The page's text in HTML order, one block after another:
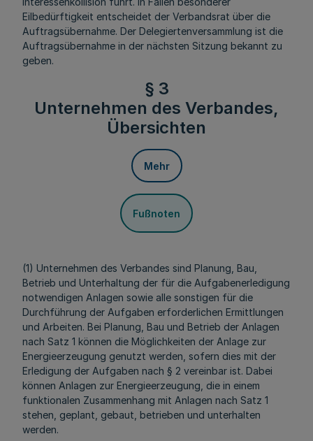
Eilbedürftigkeit entscheidet der Verbandsrat über die
Auftragsübernahme. Der Delegiertenversammlung ist die
Auftragsübernahme in der nächsten Sitzung bekannt zu
geben.
§ 3
Unternehmen des Verbandes,
Übersichten
Mehr
Fußnoten
(1) Unternehmen des Verbandes sind Planung, Bau,
Betrieb und Unterhaltung der für die Aufgabenerledigung
notwendigen Anlagen sowie alle sonstigen für die
Durchführung der Aufgaben erforderlichen Ermittlungen
und Arbeiten. Bei Planung, Bau und Betrieb der Anlagen
nach Satz 1 können die Möglichkeiten der Anlage zur
Energieerzeugung genutzt werden, sofern dies mit der
Erledigung der Aufgaben nach § 2 vereinbar ist. Dabei
können Anlagen zur Energieerzeugung, die in einem
funktionalen Zusammenhang mit Anlagen nach Satz 1
stehen, geplant, gebaut, betrieben und unterhalten
werden.